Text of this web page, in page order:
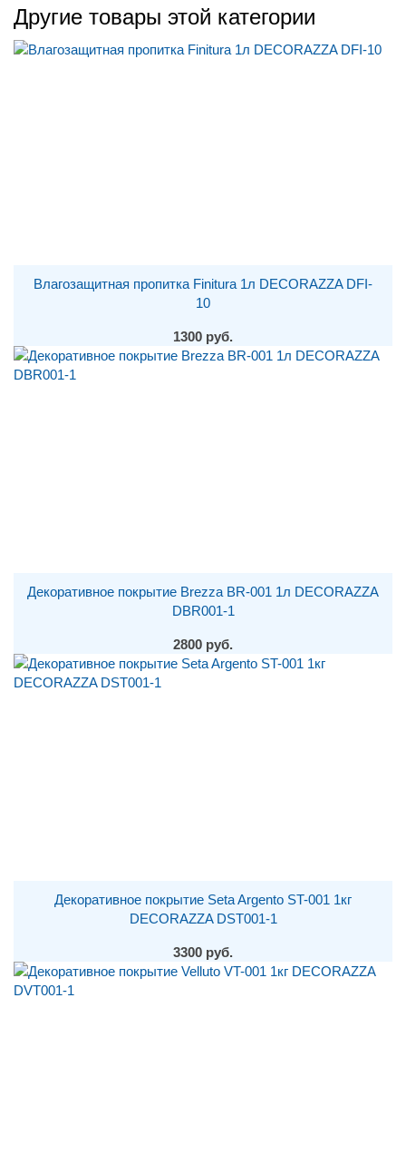
Другие товары этой категории
Влагозащитная пропитка Finitura 1л DECORAZZA DFI-
10
1300 руб.
Декоративное покрытие Brezza BR-001 1л DECORAZZA
DBR001-1
2800 руб.
Декоративное покрытие Seta Argento ST-001 1кг
DECORAZZA DST001-1
3300 руб.